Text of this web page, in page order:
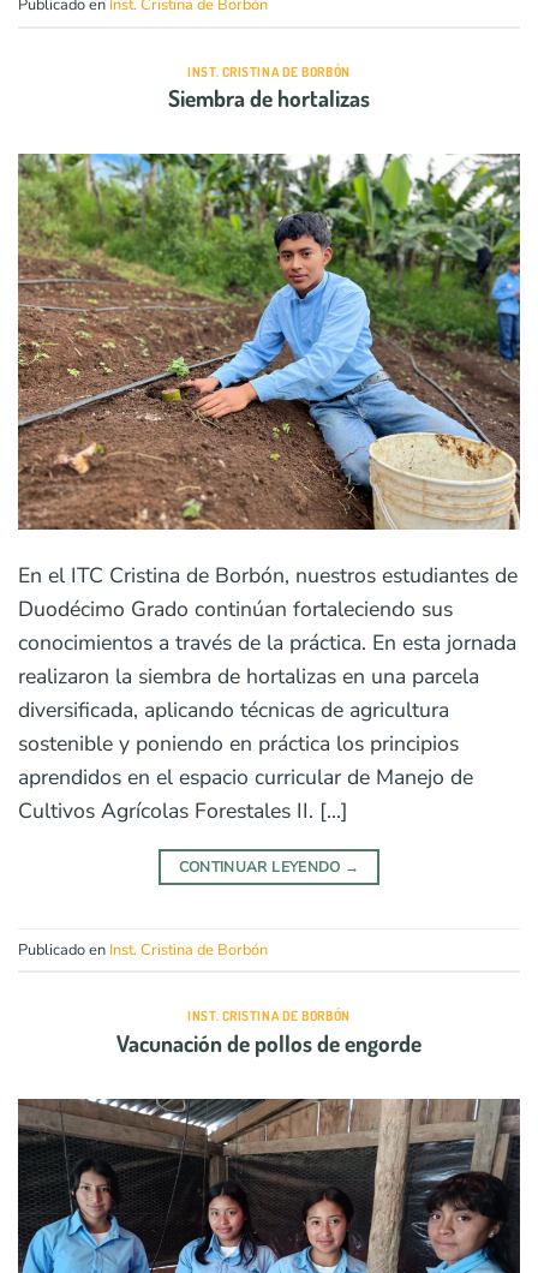
Publicado en Inst. Cristina de Borbón
INST. CRISTINA DE BORBÓN
Siembra de hortalizas
En el ITC Cristina de Borbón, nuestros estudiantes de
Duodécimo Grado continúan fortaleciendo sus
conocimientos a través de la práctica. En esta jornada
realizaron la siembra de hortalizas en una parcela
diversificada, aplicando técnicas de agricultura
sostenible y poniendo en práctica los principios
aprendidos en el espacio curricular de Manejo de
Cultivos Agrícolas Forestales II. […]
CONTINUAR LEYENDO →
Publicado en Inst. Cristina de Borbón
INST. CRISTINA DE BORBÓN
Vacunación de pollos de engorde